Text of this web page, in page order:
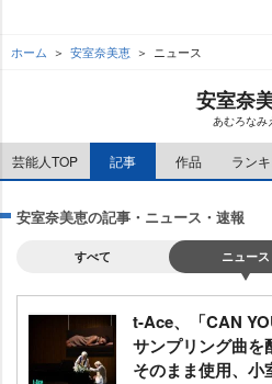
ホーム 安室奈美恵 ニュース
安室奈
あむろなみ
芸能人TOP 記事 作品 ラン
安室奈美恵の記事・ニュース・速報
すべて ニュース
t-Ace、「CAN
サンプリング曲を
そのまま使用、